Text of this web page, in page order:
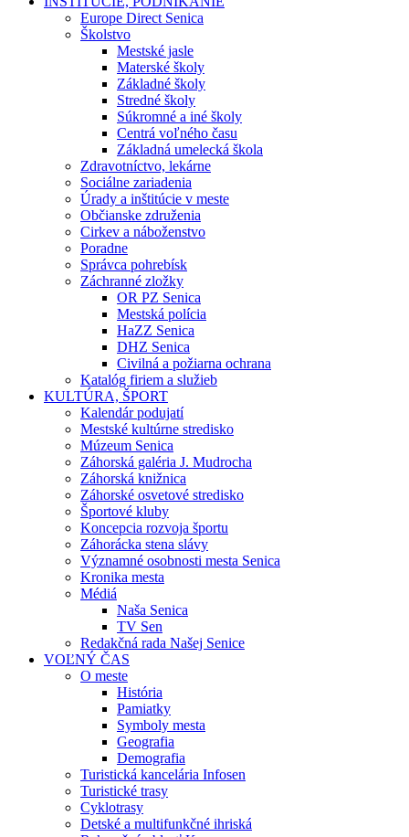
Europe Direct Senica
Školstvo
Mestské jasle
Materské školy
Základné školy
Stredné školy
Súkromné a iné školy
Centrá voľného času
Základná umelecká škola
Zdravotníctvo, lekárne
Sociálne zariadenia
Úrady a inštitúcie v meste
Občianske združenia
Cirkev a náboženstvo
Poradne
Správca pohrebísk
Záchranné zložky
OR PZ Senica
Mestská polícia
HaZZ Senica
DHZ Senica
Civilná a požiarna ochrana
Katalóg firiem a služieb
KULTÚRA, ŠPORT
Kalendár podujatí
Mestské kultúrne stredisko
Múzeum Senica
Záhorská galéria J. Mudrocha
Záhorská knižnica
Záhorské osvetové stredisko
Športové kluby
Koncepcia rozvoja športu
Záhorácka stena slávy
Významné osobnosti mesta Senica
Kronika mesta
Médiá
Naša Senica
TV Sen
Redakčná rada Našej Senice
VOĽNÝ ČAS
O meste
História
Pamiatky
Symboly mesta
Geografia
Demografia
Turistická kancelária Infosen
Turistické trasy
Cyklotrasy
Detské a multifunkčné ihriská